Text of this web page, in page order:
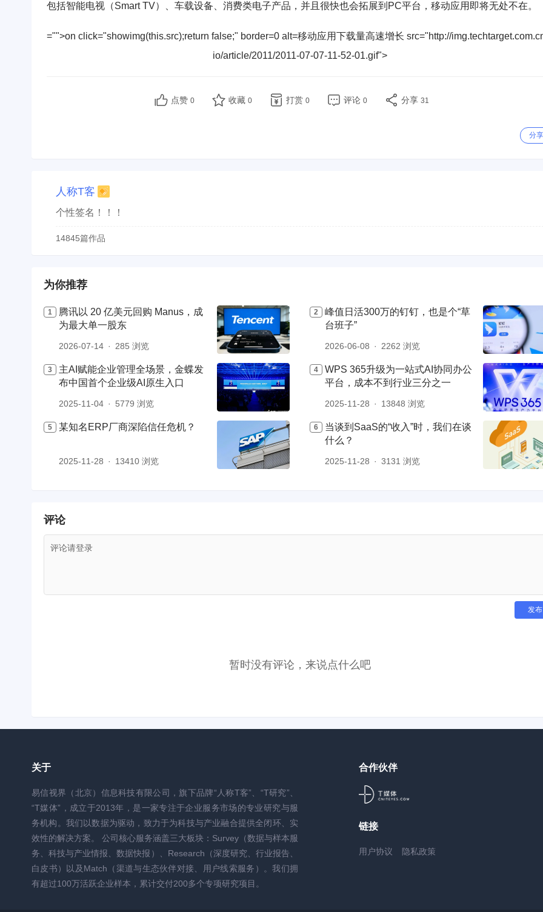
包括智能电视（Smart TV）、车载设备、消费类电子产品，并且很快也会拓展到PC平台，移动应用即将无处不在。
="">on click="showimg(this.src);return false;" border=0 alt=移动应用下载量高速增长 src="http://
io/article/2011/2011-07-07-11-52-01.gif">
点赞 0 收藏 0 打赏 0 评论 0 分享 31
分享
人称T客
个性签名！！！
14845篇作品
为你推荐
腾讯以 20 亿美元回购 Manus，成
为最大单一股东
2026-07-14 285 浏览
峰值日活300万的钉钉，也是个“草
台班子”
2026-06-08 2262 浏览
主AI赋能企业管理全场景，金蝶发
布中国首个企业级AI原生入口
2025-11-04 5779 浏览
WPS 365升级为一站式AI协同办公
平台，成本不到行业三分之一
2025-11-28 13848 浏览
某知名ERP厂商深陷信任危机？
2025-11-28 13410 浏览
当谈到SaaS的“收入”时，我们在谈
什么？
2025-11-28 3131 浏览
评论
评论请登录
暂时没有评论，来说点什么吧
关于
易信视界（北京）信息科技有限公司，旗下品牌“人称T客”、“T研究”、
“T媒体”，成立于2013年，是一家专注于企业服务市场的专业研究与服
务机构。我们以数据为驱动，致力于为科技与产业融合提供全闭环、实
效性的解决方案。 公司核心服务涵盖三大板块：Survey（数据与样本服
务、科技与产业情报、数据快报）、Research（深度研究、行业报告、
白皮书）以及Match（渠道与生态伙伴对接、用户线索服务）。我们拥
有超过100万活跃企业样本，累计交付200多个专项研究项目。
合作伙伴
链接
用户协议 隐私政策